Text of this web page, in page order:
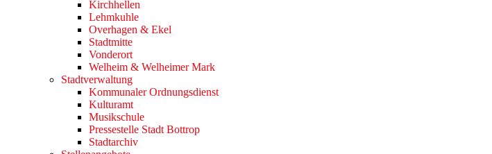
Kirchhellen
Lehmkuhle
Overhagen & Ekel
Stadtmitte
Vonderort
Welheim & Welheimer Mark
Stadtverwaltung
Kommunaler Ordnungsdienst
Kulturamt
Musikschule
Pressestelle Stadt Bottrop
Stadtarchiv